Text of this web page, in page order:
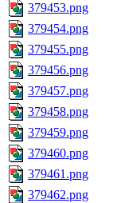
379453.png
379454.png
379455.png
379456.png
379457.png
379458.png
379459.png
379460.png
379461.png
379462.png